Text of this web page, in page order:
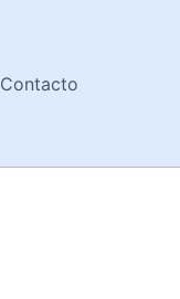
Contacto